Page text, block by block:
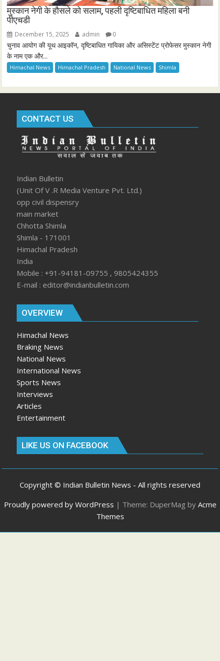
मुस्कान नेगी के हौसले को सलाम, पहली दृष्टिबाधित महिला बनी
पीएचडी
December 15, 2025 admin 0
चुनाव आयोग की यूथ आइकॉन, दृष्टिबाधित गायिका और असिस्टेंट प्रोफेसर मुस्कान नेगी
के नाम एक और...
Himachal News Himachal Pradesh National News Shimla
CONTACT US
Indian Bulletin
(Unit Of V .R Media Venture Pvt. Ltd.)
opp civil dispensry
main market
Chhotta Shimla
Shimla - 171001
Himachal Pradesh
India
Mobile : +91-94181-09755 , 9805424355
E-mail : editor@indianbulletin.com
OVERVIEW
Himachal News
Braking News
National News
International News
Sports News
Interviews
Articles
Entertainment
LIKE US ON FACEBOOK
Copyright © Indian Bulletin News - All rights reserved
Proudly powered by WordPress | Theme: DuperMag by Acme
Themes